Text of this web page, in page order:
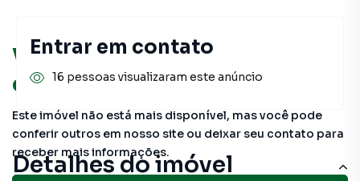
Você pode encontrar novas
oportunidades!
Este imóvel não está mais disponível, mas você pode
conferir outros em nosso site ou deixar seu contato para
receber mais informações.
Detalhes do imóvel
Entrar em contato
16 pessoas visualizaram este anúncio